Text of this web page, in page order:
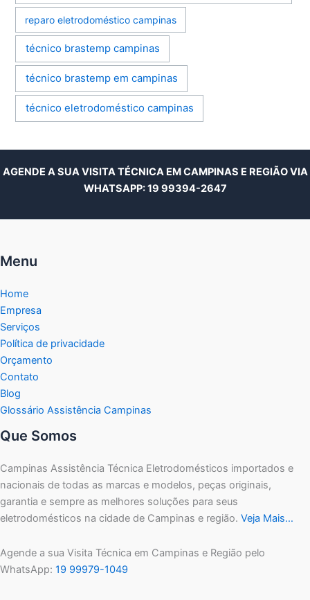
reparo eletrodoméstico campinas
técnico brastemp campinas
técnico brastemp em campinas
técnico eletrodoméstico campinas
AGENDE A SUA VISITA TÉCNICA EM CAMPINAS E REGIÃO VIA
WHATSAPP:19 99394-2647
Menu
Home
Empresa
Serviços
Política de privacidade
Orçamento
Contato
Blog
Glossário Assistência Campinas
Que Somos
Campinas Assistência Técnica Eletrodomésticos importados e
nacionais de todas as marcas e modelos, peças originais,
garantia e sempre as melhores soluções para seus
eletrodomésticos na cidade de Campinas e região. Veja Mais…
Agende a sua Visita Técnica em Campinas e Região pelo
WhatsApp: 19 99979-1049